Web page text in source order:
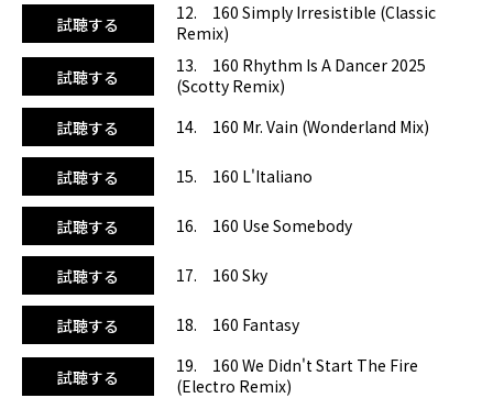
試聴する
12. 160 Simply Irresistible (Classic
Remix)
試聴する
13. 160 Rhythm Is A Dancer 2025
(Scotty Remix)
試聴する
14. 160 Mr. Vain (Wonderland Mix)
試聴する 15. 160 L'Italiano
試聴する 16. 160 Use Somebody
試聴する 17. 160 Sky
試聴する 18. 160 Fantasy
試聴する
19. 160 We Didn't Start The Fire
(Electro Remix)